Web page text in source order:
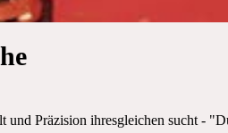
Präzision ihresgleichen sucht -